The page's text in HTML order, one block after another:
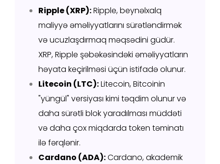
Ripple (XRP):Ripple, beynəlxalq
maliyyə əməliyyatlarını sürətləndirmək
və ucuzlaşdırmaq məqsədini güdür.
XRP, Ripple şəbəkəsindəki əməliyyatların
həyata keçirilməsi üçün istifadə olunur.
Litecoin (LTC):Litecoin, Bitcoinin
"yüngül" versiyası kimi təqdim olunur və
daha sürətli blok yaradılması müddəti
və daha çox miqdarda token təminatı
ilə fərqlənir.
Cardano (ADA):Cardano, akademik